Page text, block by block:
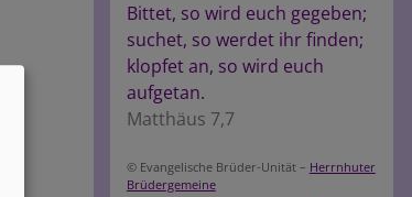
Bittet, so wird euch gegeben;
suchet, so werdet ihr finden;
klopfet an, so wird euch
aufgetan.
Matthäus 7,7
© Evangelische Brüder-Unität – Herrnhuter
Brüdergemeine